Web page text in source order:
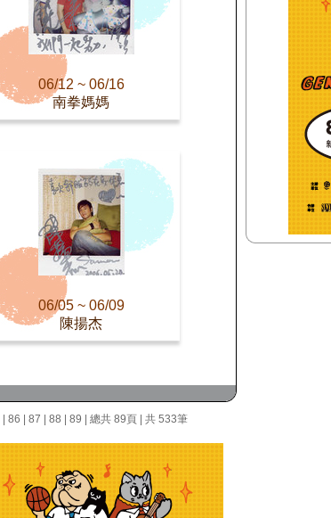
06/12 ~ 06/16
南拳媽媽
06/05 ~ 06/09
陳揚杰
86 87 88 89 | 總共 89頁 | 共 533筆